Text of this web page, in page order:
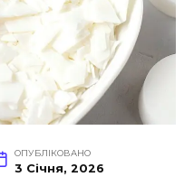
ОПУБЛІКОВАНО
3 Січня, 2026